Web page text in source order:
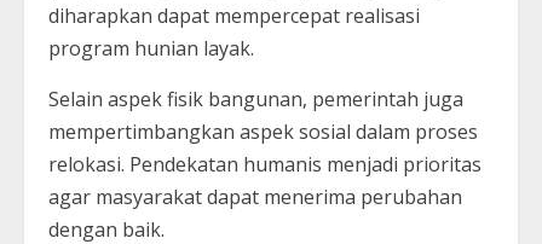
diharapkan dapat mempercepat realisasi
program hunian layak.
Selain aspek fisik bangunan, pemerintah juga
mempertimbangkan aspek sosial dalam proses
relokasi. Pendekatan humanis menjadi prioritas
agar masyarakat dapat menerima perubahan
dengan baik.